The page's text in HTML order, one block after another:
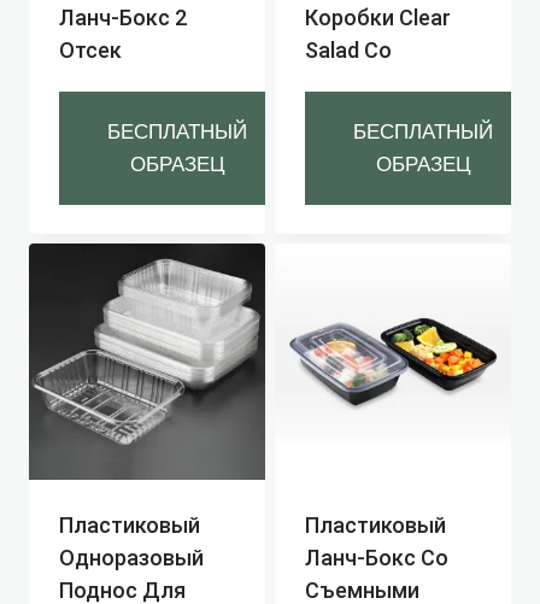
Ланч-Бокс 2
Отсек
БЕСПЛАТНЫЙ
ОБРАЗЕЦ
Коробки Clear
Salad Co
БЕСПЛАТНЫЙ
ОБРАЗЕЦ
Пластиковый
Одноразовый
Поднос Для
Пластиковый
Ланч-Бокс Со
Съемными